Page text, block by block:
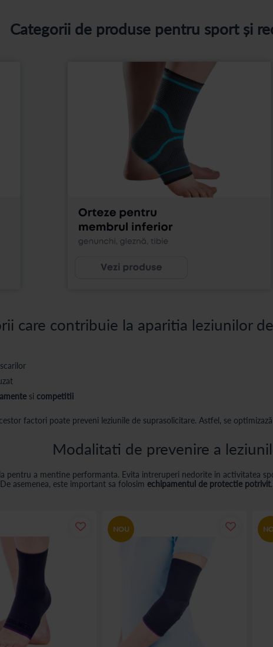
Categorii de produse pentru sport și
care contribuie la aparitia leziunilor
si competitii
factori poate preveni leziunile de suprasolicitare. Astfel, se
Modalitati de prevenire a
pentru a mentine performanta. Evita intreruperi nedorite in activitatea
asemenea, este important sa folosim echipamentul de protectie potrivit.
NOU